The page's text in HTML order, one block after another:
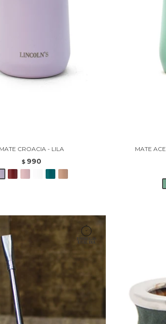
MATE CROACIA - LILA
$ 990
MATE